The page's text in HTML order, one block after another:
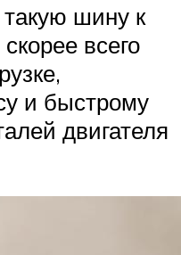
шину к
всего
и быстрому
двигателя